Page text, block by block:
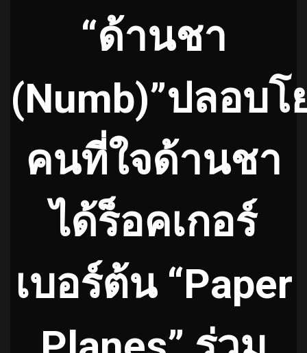
“ด้านชา
(Numb)”ปลอบโ
คนที่ใจด้านชา
ได้ร็อคเกอร์
เบอร์ต้น “Paper